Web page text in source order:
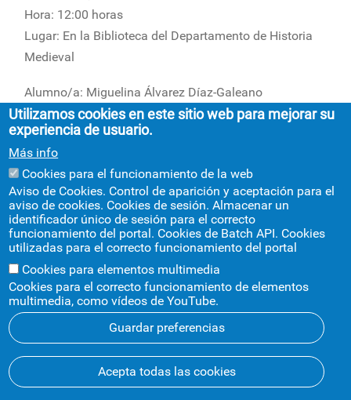
Hora: 12:00 horas
Lugar: En la Biblioteca del Departamento de Historia
Medieval
Alumno/a: Miguelina Álvarez Díaz-Galeano
Tutor/a: Rogelio Altez Ortega
fecha: 04 de junio de 2026
Hora: 11:00 horas
Lugar: En el despacho del profesor.
Alumno/a: Mario Hidalgo Prados
Tutor/a: JOSE LEONARDO RUIZ SANCHEZ
fecha: 05 de junio de 2026
Hora: 09,30 horas
Lugar: En el Seminario I. (a espera de autorización de
la Sra. Vicedecana, será por videoconferencia)
Alumno/a: Raúl Martel Rodríguez
Tutor/a: Plácido Fernández-Viagas Escudero
Utilizamos cookies en este sitio web para mejorar su
experiencia de usuario.
Más info
Cookies para el funcionamiento de la web
Aviso de Cookies. Control de aparición y aceptación para el
aviso de cookies. Cookies de sesión. Almacenar un
identificador único de sesión para el correcto
funcionamiento del portal. Cookies de Batch API. Cookies
utilizadas para el correcto funcionamiento del portal
Cookies para elementos multimedia
Cookies para el correcto funcionamiento de elementos
multimedia, como vídeos de YouTube.
Guardar preferencias
Acepta todas las cookies